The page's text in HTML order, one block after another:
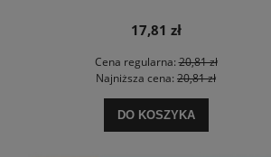
17,81 zł
Cena regularna:20,81 zł
Najniższa cena: 20,81 zł
DO KOSZYKA